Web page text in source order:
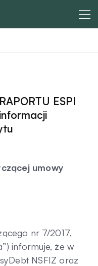
ESPI
umowy
nr 7/2017,
informuje, że w
NSFIZ oraz